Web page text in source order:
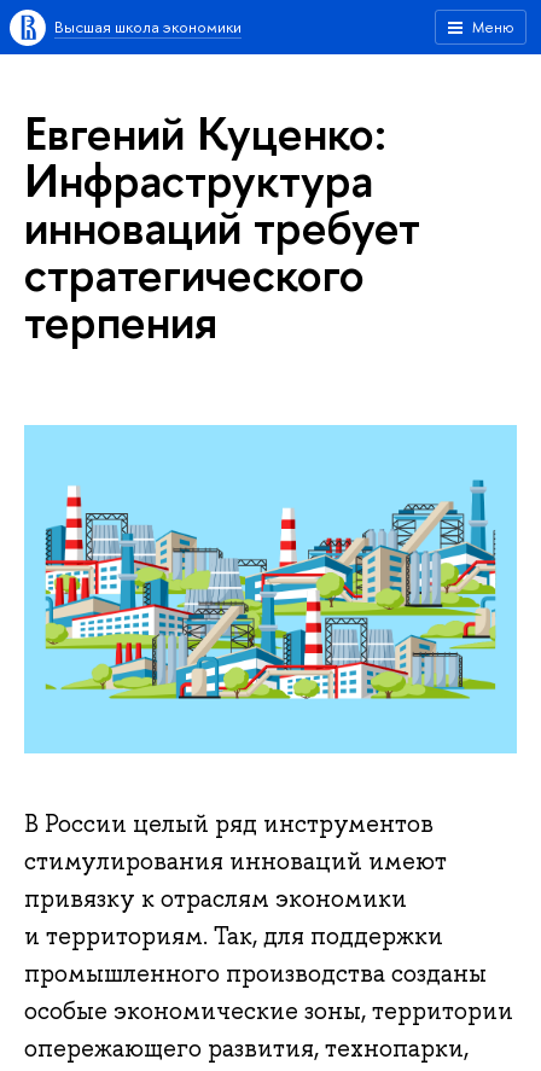
Меню
Высшая школа экономики
Евгений Куценко:
Инфраструктура
инноваций требует
стратегического
терпения
В России целый ряд инструментов
стимулирования инноваций имеют
привязку к отраслям экономики
и территориям. Так, для поддержки
промышленного производства созданы
особые экономические зоны, территории
опережающего развития, технопарки,